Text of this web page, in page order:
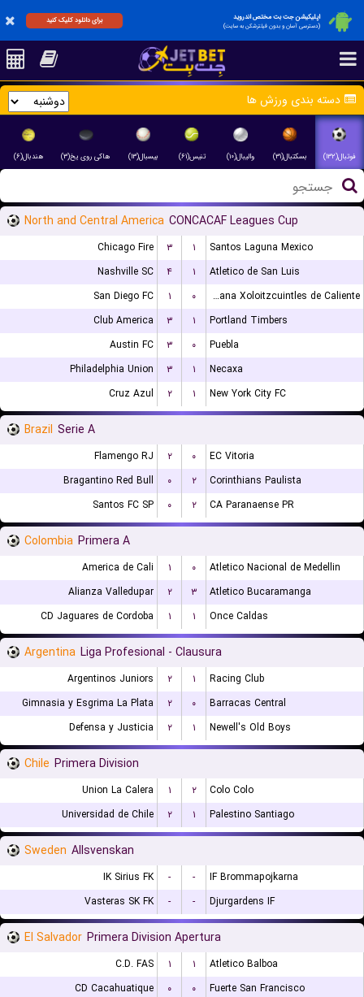
اپلیکیشن جت بت مختص اندروید
(دسترسی آسان و بدون فیلترشکن به سایت)
برای دانلود کلیک کنید
دسته بندی ورزش ها
فوتبال(۱۳۲) بسکتبال(۳۱) والیبال(۱۰) تنیس(۶۱) بیسبال(۱۳) هاکی روی یخ(۳) هندبال(۶)
North and Central America CONCACAF Leagues Cup
Chicago Fire ۳ ۱
Santos Laguna Mexico
Nashville SC
۴ ۱
Atletico de San Luis
San Diego FC
۱ ۰
Club Tijuana Xoloitzcuintles de Caliente
Club America
۳ ۱
Portland Timbers
Austin FC
۳ ۰
Puebla
Philadelphia Union
۳ ۱
Necaxa
Cruz Azul
۲ ۱ New York City FC
Brazil Serie A
Flamengo RJ ۲ ۰
EC Vitoria
Bragantino Red Bull
۰ ۲
Corinthians Paulista
Santos FC SP
۰ ۲ CA Paranaense PR
Colombia Primera A
America de Cali ۱ ۰
Atletico Nacional de Medellin
Alianza Valledupar
۲ ۳
Atletico Bucaramanga
CD Jaguares de Cordoba
۱ ۱ Once Caldas
Argentina Liga Profesional - Clausura
Argentinos Juniors ۲ ۱
Racing Club
Gimnasia y Esgrima La Plata
۲ ۰
Barracas Central
Defensa y Justicia
۲ ۱ Newell's Old Boys
Chile Primera Division
Union La Calera ۱ ۲
Colo Colo
Universidad de Chile
۲ ۱ Palestino Santiago
Sweden Allsvenskan
IK Sirius FK - -
IF Brommapojkarna
Vasteras SK FK
- - Djurgardens IF
El Salvador Primera Division Apertura
C.D. FAS ۱ ۱
Atletico Balboa
CD Cacahuatique
۰ ۰ Fuerte San Francisco